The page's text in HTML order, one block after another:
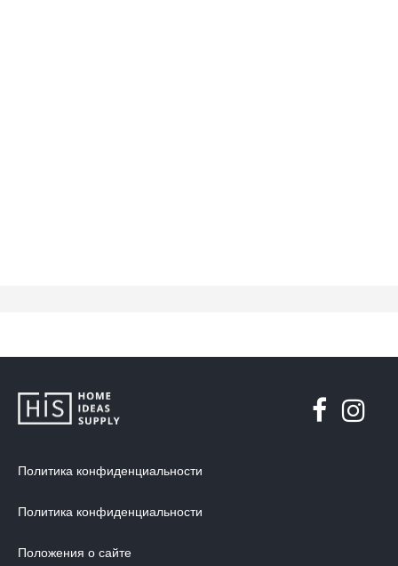
Политика конфиденциальности
Политика конфиденциальности
Положения о сайте